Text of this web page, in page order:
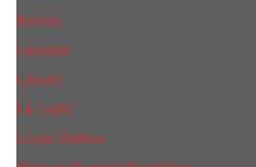
Kenzo
Lacoste
Lanvin
Le Labo
Louis Vuitton